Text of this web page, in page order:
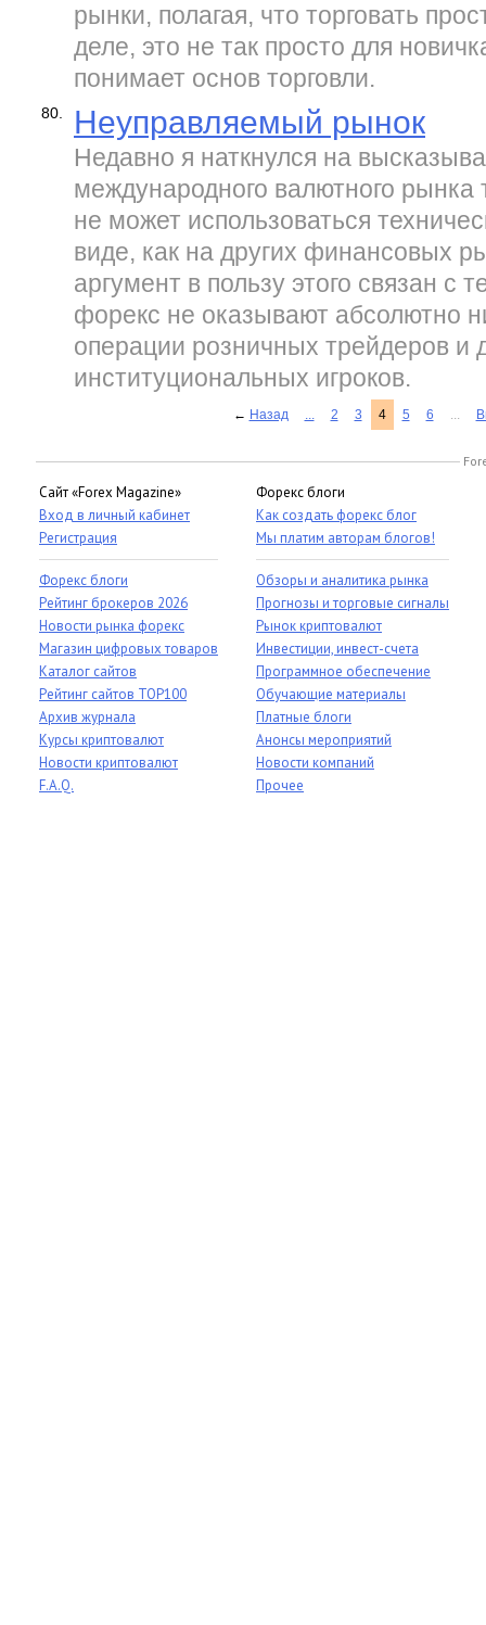
рынки, полагая, что торговать
деле, это не так просто для
понимает основ торговли.
80. Неуправляемый рынок
Недавно я наткнулся на
международного валютного рынка
не может использоваться
виде, как на других финансовых
аргумент в пользу этого связан с
форекс не оказывают абсолютно
операции розничных трейдеров и
институциональных игроков.
← Назад ... 2 3 4 5 6 ...
Сайт «Forex Magazine»
Вход в личный кабинет
Регистрация
Форекс блоги
Рейтинг брокеров 2026
Новости рынка форекс
Магазин цифровых товаров
Каталог сайтов
Рейтинг сайтов TOP100
Архив журнала
Курсы криптовалют
Новости криптовалют
F.A.Q.
Форекс блоги
Как создать форекс блог
Мы платим авторам блогов!
Обзоры и аналитика рынка
Прогнозы и торговые сигналы
Рынок криптовалют
Инвестиции, инвест-счета
Программное обеспечение
Обучающие материалы
Платные блоги
Анонсы мероприятий
Новости компаний
Прочее